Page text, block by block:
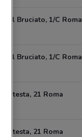
Bruciato, 1/C Roma
Bruciato, 1/C Roma
21 Roma
21 Roma